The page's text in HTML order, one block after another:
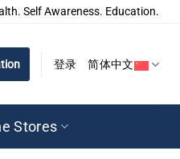
Self Awareness. Education.
登录 简体中文
Stores